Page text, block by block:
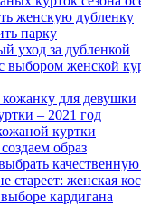
женскую дубленку
парку
уход за дубленкой
женской
для девушки
– 2021 год
куртки
образ
качественную
стареет: женская
кардигана